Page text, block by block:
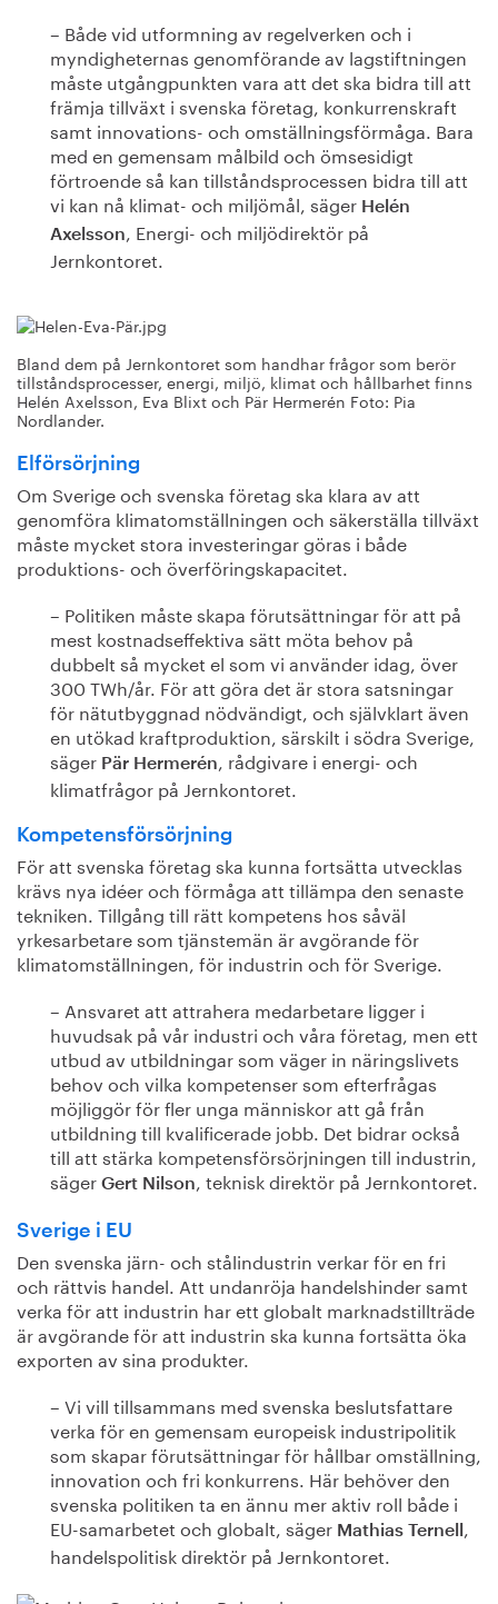
– Både vid utformning av regelverken och i
myndigheternas genomförande av lagstiftningen
måste utgångpunkten vara att det ska bidra till att
främja tillväxt i svenska företag, konkurrenskraft
samt innovations- och omställningsförmåga. Bara
med en gemensam målbild och ömsesidigt
förtroende så kan tillståndsprocessen bidra till att
vi kan nå klimat- och miljömål, säger Helén
Axelsson, Energi- och miljödirektör på
Jernkontoret.
Bland dem på Jernkontoret som handhar frågor som berör
tillståndsprocesser, energi, miljö, klimat och hållbarhet finns
Helén Axelsson, Eva Blixt och Pär Hermerén Foto: Pia
Nordlander.
Elförsörjning
Om Sverige och svenska företag ska klara av att
genomföra klimatomställningen och säkerställa tillväxt
måste mycket stora investeringar göras i både
produktions- och överföringskapacitet.
– Politiken måste skapa förutsättningar för att på
mest kostnadseffektiva sätt möta behov på
dubbelt så mycket el som vi använder idag, över
300 TWh/år. För att göra det är stora satsningar
för nätutbyggnad nödvändigt, och självklart även
en utökad kraftproduktion, särskilt i södra Sverige,
säger Pär Hermerén
, rådgivare i energi- och
klimatfrågor på Jernkontoret.
Kompetensförsörjning
För att svenska företag ska kunna fortsätta utvecklas
krävs nya idéer och förmåga att tillämpa den senaste
tekniken. Tillgång till rätt kompetens hos såväl
yrkesarbetare som tjänstemän är avgörande för
klimatomställningen, för industrin och för Sverige.
– Ansvaret att attrahera medarbetare ligger i
huvudsak på vår industri och våra företag, men ett
utbud av utbildningar som väger in näringslivets
behov och vilka kompetenser som efterfrågas
möjliggör för fler unga människor att gå från
utbildning till kvalificerade jobb. Det bidrar också
till att stärka kompetensförsörjningen till industrin,
säger Gert Nilson , teknisk direktör på Jernkontoret.
Sverige i EU
Den svenska järn- och stålindustrin verkar för en fri
och rättvis handel. Att undanröja handelshinder samt
verka för att industrin har ett globalt marknadstillträde
är avgörande för att industrin ska kunna fortsätta öka
exporten av sina produkter.
– Vi vill tillsammans med svenska beslutsfattare
verka för en gemensam europeisk industripolitik
som skapar förutsättningar för hållbar omställning,
innovation och fri konkurrens. Här behöver den
svenska politiken ta en ännu mer aktiv roll både i
EU-samarbetet och globalt, säger Mathias Ternell
handelspolitisk direktör på Jernkontoret.